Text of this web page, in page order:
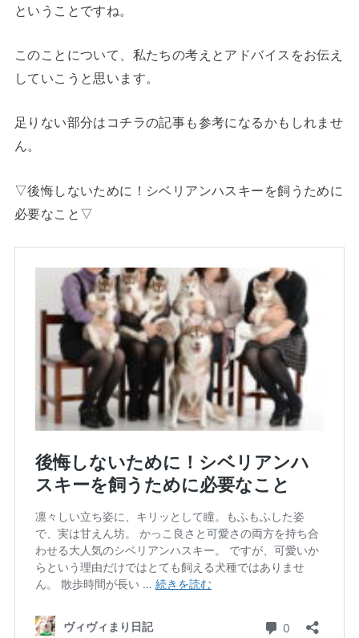
ということですね。
このことについて、私たちの考えとアドバイスをお伝え
していこうと思います。
足りない部分はコチラの記事も参考になるかもしれませ
ん。
▽後悔しないために！シベリアンハスキーを飼うために
必要なこと▽